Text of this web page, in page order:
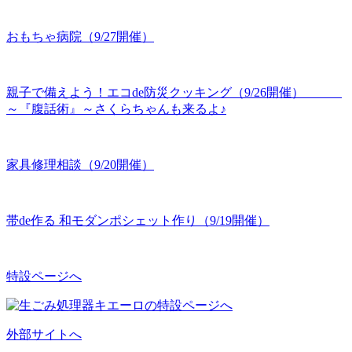
おもちゃ病院（9/27開催）
親子で備えよう！エコde防災クッキング（9/26開催）
～『腹話術』～さくらちゃんも来るよ♪
家具修理相談（9/20開催）
帯de作る 和モダンポシェット作り（9/19開催）
特設ページへ
外部サイトへ